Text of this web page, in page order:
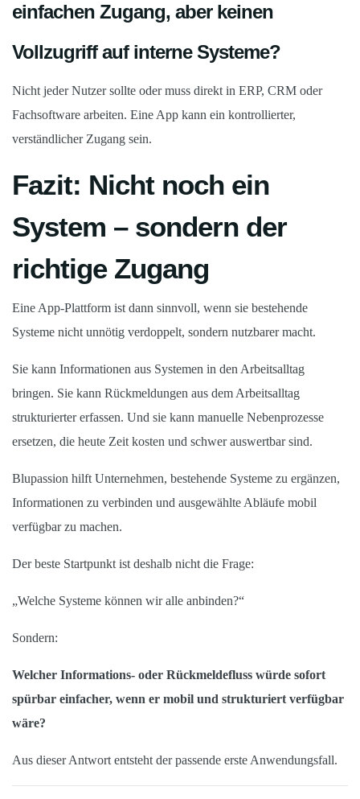
einfachen Zugang, aber keinen
Vollzugriff auf interne Systeme?
Nicht jeder Nutzer sollte oder muss direkt in ERP, CRM oder
Fachsoftware arbeiten. Eine App kann ein kontrollierter,
verständlicher Zugang sein.
Fazit: Nicht noch ein
System – sondern der
richtige Zugang
Eine App-Plattform ist dann sinnvoll, wenn sie bestehende
Systeme nicht unnötig verdoppelt, sondern nutzbarer macht.
Sie kann Informationen aus Systemen in den Arbeitsalltag
bringen. Sie kann Rückmeldungen aus dem Arbeitsalltag
strukturierter erfassen. Und sie kann manuelle Nebenprozesse
ersetzen, die heute Zeit kosten und schwer auswertbar sind.
Blupassion hilft Unternehmen, bestehende Systeme zu ergänzen,
Informationen zu verbinden und ausgewählte Abläufe mobil
verfügbar zu machen.
Der beste Startpunkt ist deshalb nicht die Frage:
„Welche Systeme können wir alle anbinden?“
Sondern:
Welcher Informations- oder Rückmeldefluss würde sofort
spürbar einfacher, wenn er mobil und strukturiert verfügbar
wäre?
Aus dieser Antwort entsteht der passende erste Anwendungsfall.